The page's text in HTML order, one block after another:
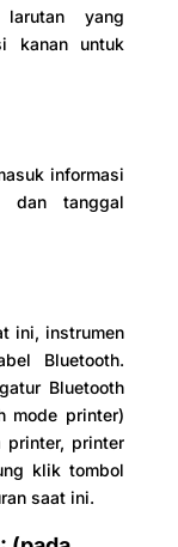
yang
kanan untuk
informasi
dan tanggal
ini, instrumen
Bluetooth.
Bluetooth
mode printer)
printer, printer
klik tombol
saat ini.